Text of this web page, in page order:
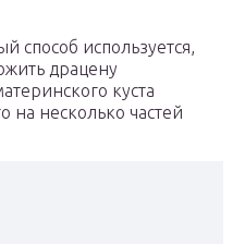
способ используется,
драцену
куста
на несколько частей